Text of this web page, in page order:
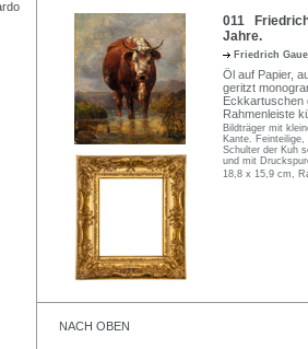
011
Jahre.
Friedrich
Öl auf Papier,
geritzt
Eckkartuschen
Rahmenleiste
Bildträger mit
Kante.
Schulter der Kuh
und mit
18,8 x 15,9 cm,
NACH OBEN